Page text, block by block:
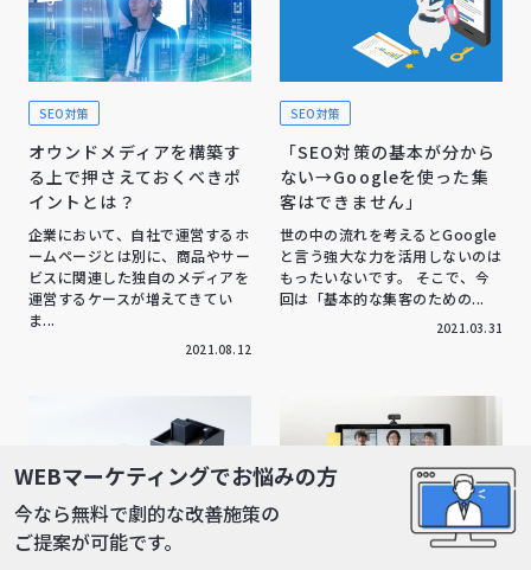
SEO対策
オウンドメディアを構築す
る上で押さえておくべきポ
イントとは？
企業において、自社で運営するホ
ームページとは別に、商品やサー
ビスに関連した独自のメディアを
運営するケースが増えてきてい
ま...
2021.08.12
SEO対策
「SEO対策の基本が分から
ない→Googleを使った集
客はできません」
世の中の流れを考えるとGoogle
と言う強大な力を活用しないのは
もったいないです。 そこで、今
回は「基本的な集客のための...
2021.03.31
WEBマーケティングでお悩みの方
今なら無料で劇的な改善施策の
ご提案が可能です。